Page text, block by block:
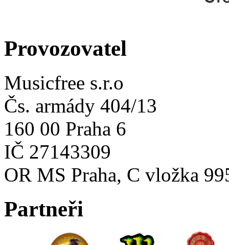
Provozovatel
Musicfree s.r.o
Čs. armády 404/13
160 00 Praha 6
IČ 27143309
OR MS Praha, C vložka
Partneři